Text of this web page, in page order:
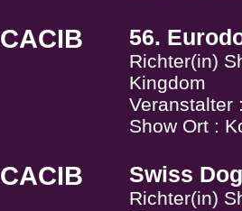
CACIB 56.
Richter(in)
Kingdom
Veranstalter
Show Ort :
CACIB Swiss
Richter(in)